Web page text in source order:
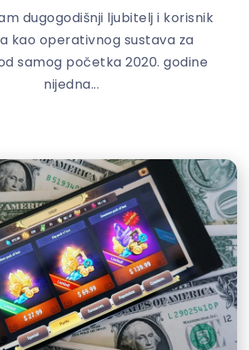
dugogodišnji ljubitelj i korisnik
kao operativnog sustava za
samog početka 2020. godine
nijedna...